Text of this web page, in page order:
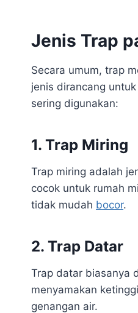
Jenis Trap
Secara umum, trap
jenis dirancang
sering digunakan:
1. Trap Miring
Trap miring adalah
cocok untuk rumah
tidak mudah bocor.
2. Trap Datar
Trap datar biasanya
menyamakan
genangan air.